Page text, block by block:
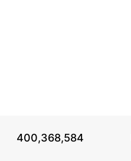
400,368,584